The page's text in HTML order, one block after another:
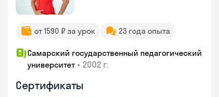
от 1590 ₽ за урок 23 года опыта
Самарский государственный педагогический
университет • 2002 г.
Сертификаты